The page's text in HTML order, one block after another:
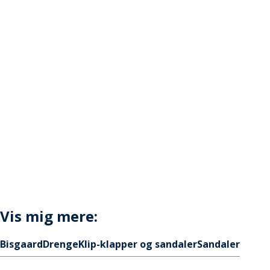
Vis mig mere:
BisgaardDrengeKlip-klapper og sandalerSandaler